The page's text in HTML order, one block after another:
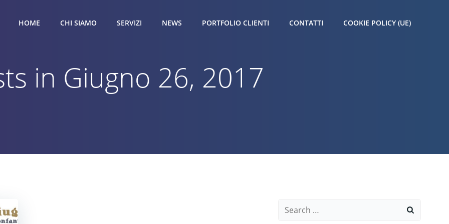
HOME CHI SIAMO SERVIZI NEWS PORTFOLIO CLIENTI CONTATTI COOKIE POLICY (UE)
in Giugno 26, 2017
Search